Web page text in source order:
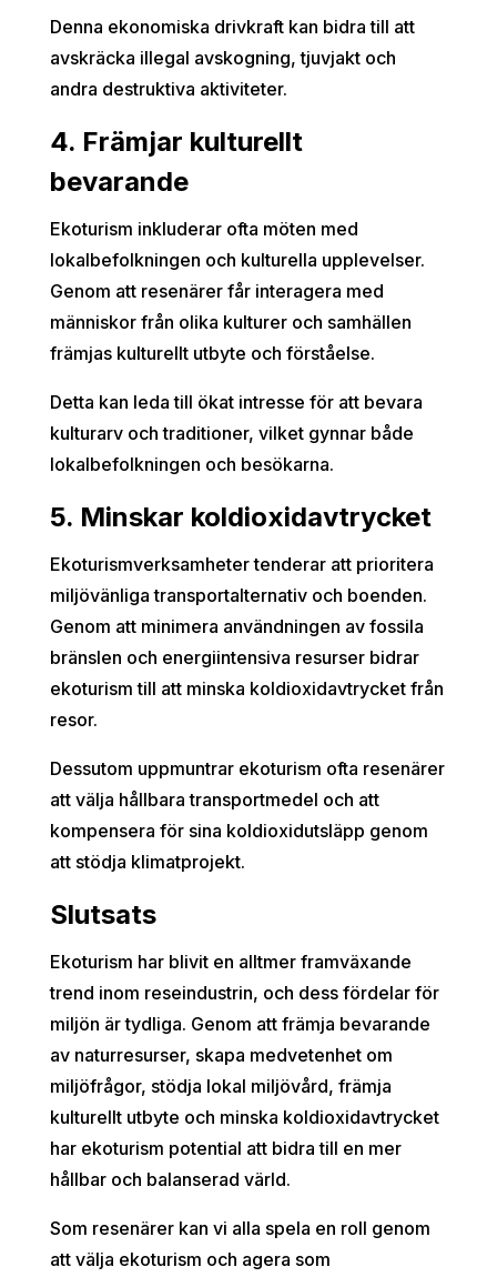
Denna ekonomiska drivkraft kan bidra till att
avskräcka illegal avskogning, tjuvjakt och
andra destruktiva aktiviteter.
4. Främjar kulturellt
bevarande
Ekoturism inkluderar ofta möten med
lokalbefolkningen och kulturella upplevelser.
Genom att resenärer får interagera med
människor från olika kulturer och samhällen
främjas kulturellt utbyte och förståelse.
Detta kan leda till ökat intresse för att bevara
kulturarv och traditioner, vilket gynnar både
lokalbefolkningen och besökarna.
5. Minskar koldioxidavtrycket
Ekoturismverksamheter tenderar att prioritera
miljövänliga transportalternativ och boenden.
Genom att minimera användningen av fossila
bränslen och energiintensiva resurser bidrar
ekoturism till att minska koldioxidavtrycket från
resor.
Dessutom uppmuntrar ekoturism ofta resenärer
att välja hållbara transportmedel och att
kompensera för sina koldioxidutsläpp genom
att stödja klimatprojekt.
Slutsats
Ekoturism har blivit en alltmer framväxande
trend inom reseindustrin, och dess fördelar för
miljön är tydliga. Genom att främja bevarande
av naturresurser, skapa medvetenhet om
miljöfrågor, stödja lokal miljövård, främja
kulturellt utbyte och minska koldioxidavtrycket
har ekoturism potential att bidra till en mer
hållbar och balanserad värld.
Som resenärer kan vi alla spela en roll genom
att välja ekoturism och agera som